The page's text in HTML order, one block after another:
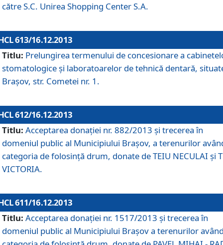
către S.C. Unirea Shopping Center S.A.
613/16.12.2013
Titlu: Prelungirea termenului de concesionare a
stomatologice şi laboratoarelor de tehnică dentară,
Braşov, str. Cometei nr. 1.
612/16.12.2013
Titlu: Acceptarea donaţiei nr. 882/2013 şi trecerea în
domeniul public al Municipiului Braşov, a terenurilor
categoria de folosinţă drum, donate de TEIU NECULAI şi
VICTORIA.
611/16.12.2013
Titlu: Acceptarea donaţiei nr. 1517/2013 şi trecerea în
domeniul public al Municipiului Braşov a terenurilor